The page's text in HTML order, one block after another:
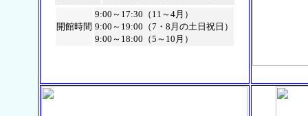
開館時間
9:00～17:30（11～4月）
9:00～19:00（7・8月の土日祝日）
9:00～18:00（5～10月）